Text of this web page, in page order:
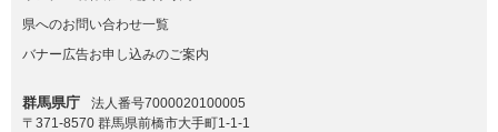
県へのお問い合わせ一覧
バナー広告お申し込みのご案内
群馬県庁
法人番号7000020100005
〒371-8570 群馬県前橋市大手町1-1-1